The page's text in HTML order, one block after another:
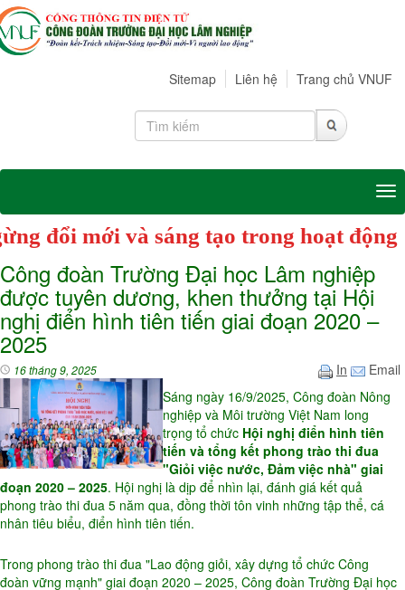
Sitemap Liên hệ Trang chủ VNUF
Công đoàn Trường Đại học Lâm nghiệp
được tuyên dương, khen thưởng tại Hội
nghị điển hình tiên tiến giai đoạn 2020 –
2025
16 tháng 9, 2025 In
Email
Sáng ngày 16/9/2025, Công đoàn Nông
nghiệp và Môi trường Việt Nam long
trọng tổ chức Hội nghị điển hình tiên
tiến và tổng kết phong trào thi đua
"Giỏi việc nước, Đảm việc nhà" giai
đoạn 2020 – 2025. Hội nghị là dịp để nhìn lại, đánh giá kết quả
phong trào thi đua 5 năm qua, đồng thời tôn vinh những tập thể, cá
nhân tiêu biểu, điển hình tiên tiến.
Trong phong trào thi đua "Lao động giỏi, xây dựng tổ chức Công
đoàn vững mạnh" giai đoạn 2020 – 2025, Công đoàn Trường Đại học